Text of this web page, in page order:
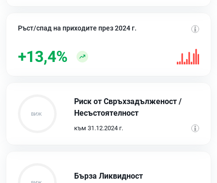
Ръст/спад на приходите през 2024 г.
+13,4%
Риск от Свръхзадълженост /
Несъстоятелност
към 31.12.2024 г.
Бърза Ликвидност